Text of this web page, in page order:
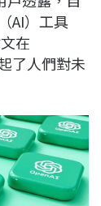
AI）工具
在
了人們對未